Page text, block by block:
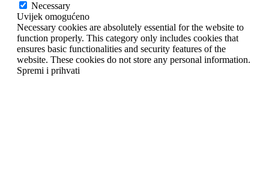
Necessary
Uvijek omogućeno
Necessary cookies are absolutely essential for the website to
function properly. This category only includes cookies that
ensures basic functionalities and security features of the
website. These cookies do not store any personal information.
Spremi i prihvati